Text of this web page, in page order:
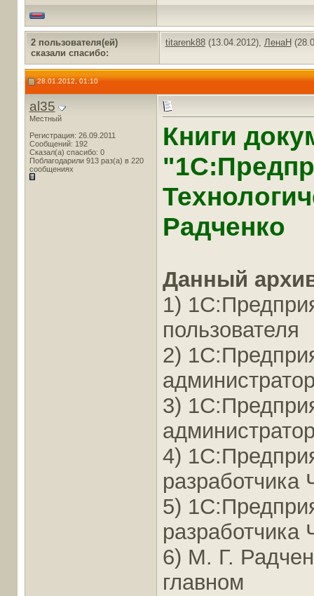
2 пользователя(ей)
сказали cпасибо:
titarenk88(13.04.2012), ЛенаН
28.01.2012, 01:10
al35
Местный
Регистрация: 26.09.2011
Сообщений: 192
Сказал(а) спасибо: 0
Поблагодарили 913 раз(а) в 220
сообщениях
Книги
Радченко
Данный
1)
пользователя
2)
3)
4)
разработчика
5)
разработчика
6) М. Г.
главном